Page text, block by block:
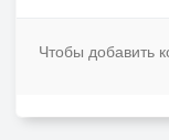
Чтобы добавить